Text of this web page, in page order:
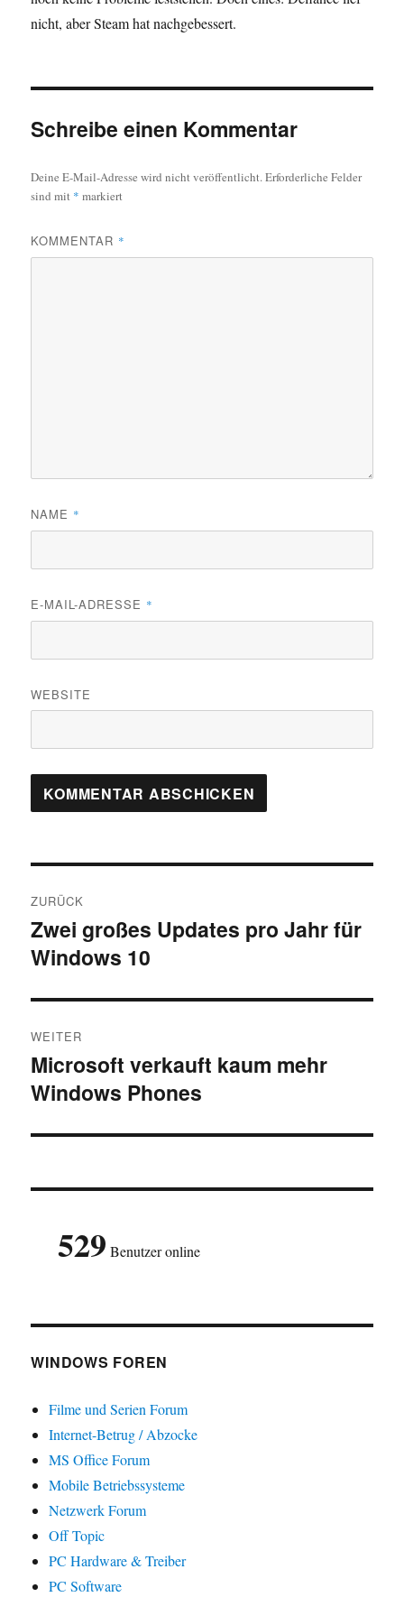
nicht, aber Steam hat nachgebessert.
Schreibe einen Kommentar
Deine E-Mail-Adresse wird nicht veröffentlicht.Erforderliche Felder
sind mit * markiert
KOMMENTAR *
NAME *
E-MAIL-ADRESSE *
WEBSITE
ZURÜCK
Vorheriger
Beitrag:
Zwei großes Updates pro Jahr für
Windows 10
WEITER
Nächster
Beitrag:
Microsoft verkauft kaum mehr
Windows Phones
529 Benutzer online
WINDOWS FOREN
Filme und Serien Forum
Internet-Betrug / Abzocke
MS Office Forum
Mobile Betriebssysteme
Netzwerk Forum
Off Topic
PC Hardware & Treiber
PC Software